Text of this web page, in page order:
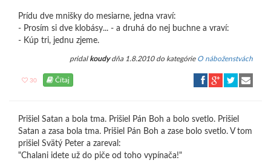
Prídu dve mnišky do mesiarne, jedna vraví:
- Prosím si dve klobásy... - a druhá do nej buchne a vraví:
- Kúp tri, jednu zjeme.
pridal koudydňa 1.8.2010 do kategórie O náboženstvách
30 Čítaj
Prišiel Satan a bola tma. Prišiel Pán Boh a bolo svetlo. Prišiel
Satan a zasa bola tma. Prišiel Pán Boh a zase bolo svetlo. V tom
prišiel Svätý Peter a zareval:
"Chalani idete už do piče od toho vypínača!"